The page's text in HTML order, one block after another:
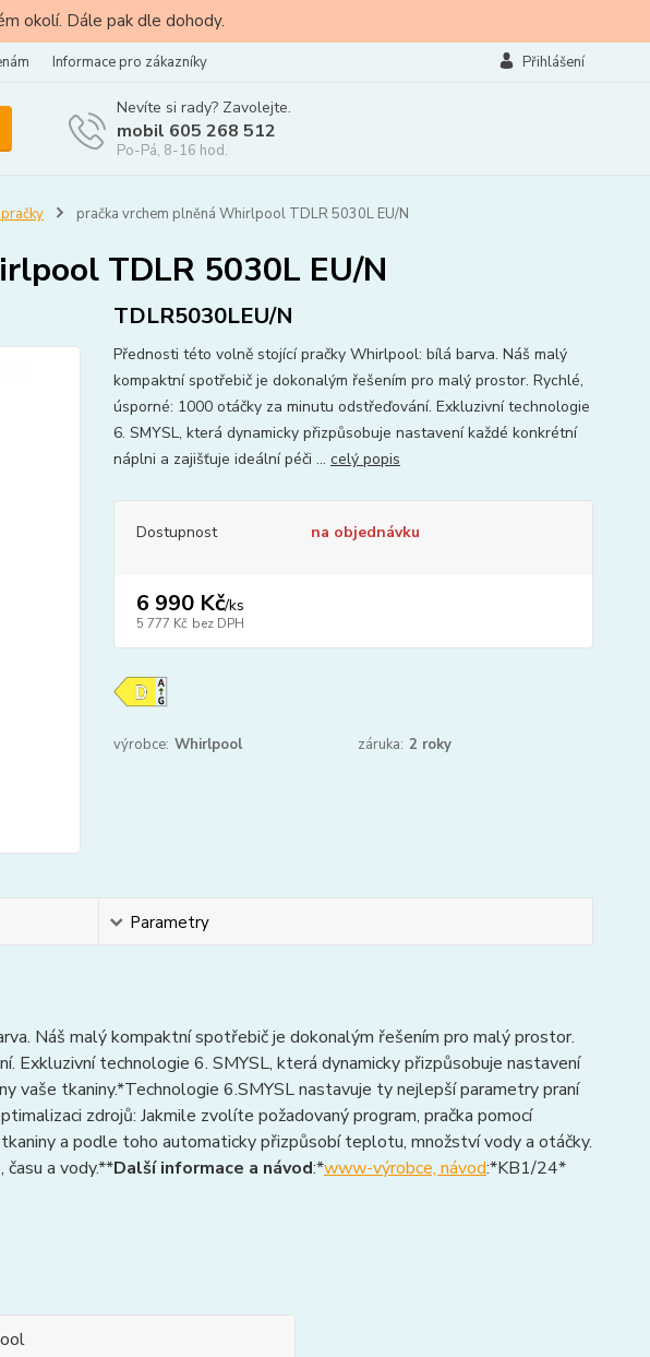
okolí. Dále pak dle dohody.
Informace pro zákazníky Přihlášení
Nevíte si rady? Zavolejte.
mobil 605 268 512
Po-Pá, 8-16 hod.
pračka vrchem plněná Whirlpool TDLR 5030L EU/N
TDLR 5030L EU/N
TDLR5030LEU/N
Přednosti této volně stojící pračky Whirlpool: bílá barva. Náš malý
kompaktní spotřebič je dokonalým řešením pro malý prostor. Rychlé,
úsporné: 1000 otáčky za minutu odstřeďování. Exkluzivní technologie
6. SMYSL, která dynamicky přizpůsobuje nastavení každé konkrétní
náplni a zajišťuje ideální péči ... celý popis
Dostupnost na objednávku
6 990 Kč/ks
5 777 Kč bez DPH
výrobce: Whirlpool záruka: 2 roky
Parametry
Náš malý kompaktní spotřebič je dokonalým řešením pro malý prostor.
Exkluzivní technologie 6. SMYSL, která dynamicky přizpůsobuje nastavení
vaše tkaniny.*Technologie 6.SMYSL nastavuje ty nejlepší parametry praní
zdrojů: Jakmile zvolíte požadovaný program, pračka pomocí
a podle toho automaticky přizpůsobí teplotu, množství vody a otáčky.
a vody.**Další informace a návod:*www-výrobce, návod:*KB1/24*